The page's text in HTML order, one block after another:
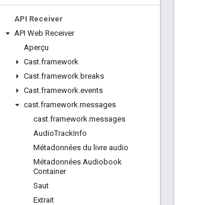
API Receiver
API Web Receiver
Aperçu
Cast.framework
Cast.framework.breaks
Cast.framework.events
cast.framework.messages
cast.framework.messages
AudioTrackInfo
Métadonnées du livre audio
Métadonnées Audiobook
Container
Saut
Extrait